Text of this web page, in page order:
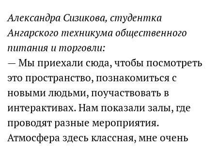
Александра Сизикова, студентка
Ангарского техникума общественного
питания и торговли:
— Мы приехали сюда, чтобы посмотреть
это пространство, познакомиться с
новыми людьми, поучаствовать в
интерактивах. Нам показали залы, где
проводят разные мероприятия.
Атмосфера здесь классная, мне очень